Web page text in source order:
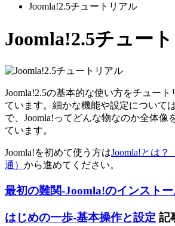
Joomla!2.5チュートリアル
Joomla!2.5チュー
Joomla!2.5の基本的な使い方をチュー
ています。細かな機能や設定について
で、Joomla!ってどんな物なのか全体像
ています。
Joomla!を初めて使う方はJoomla!とは？
通） から進めてください。
最初の難関-Joomla!のインスト
はじめの一歩-基本操作と設定 記